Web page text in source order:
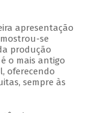
apresentação
se
produção
o mais antigo
oferecendo
sempre às